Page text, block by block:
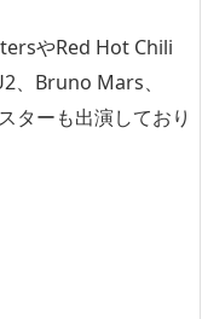
やRed Hot Chili
、Bruno Mars、
ターも出演しており